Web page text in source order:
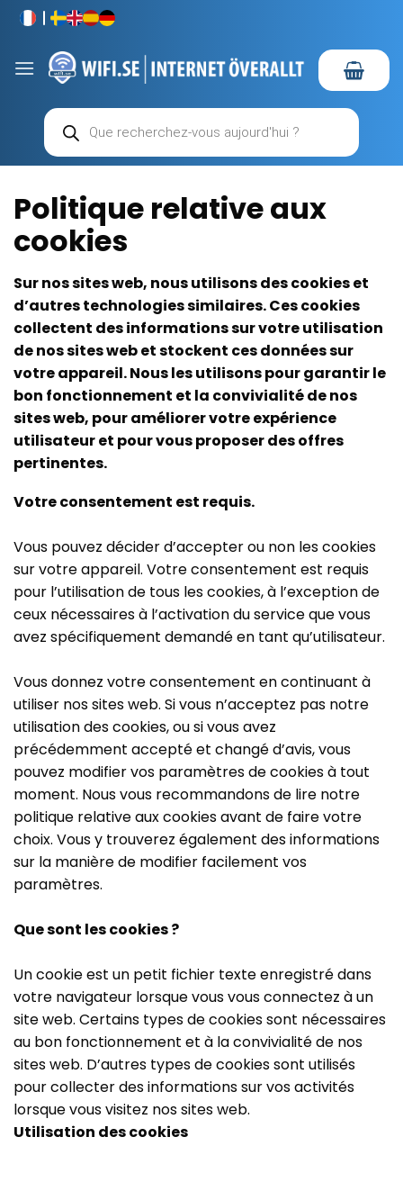
Passer
contenu
Recherche
de
produits
Politique relative aux
cookies
Sur nos sites web, nous utilisons des cookies et
d’autres technologies similaires. Ces cookies
collectent des informations sur votre utilisation
de nos sites web et stockent ces données sur
votre appareil. Nous les utilisons pour garantir le
bon fonctionnement et la convivialité de nos
sites web, pour améliorer votre expérience
utilisateur et pour vous proposer des offres
pertinentes.
Votre consentement est requis.
Vous pouvez décider d’accepter ou non les cookies
sur votre appareil. Votre consentement est requis
pour l’utilisation de tous les cookies, à l’exception de
ceux nécessaires à l’activation du service que vous
avez spécifiquement demandé en tant qu’utilisateur.
Vous donnez votre consentement en continuant à
utiliser nos sites web. Si vous n’acceptez pas notre
utilisation des cookies, ou si vous avez
précédemment accepté et changé d’avis, vous
pouvez modifier vos paramètres de cookies à tout
moment. Nous vous recommandons de lire notre
politique relative aux cookies avant de faire votre
choix. Vous y trouverez également des informations
sur la manière de modifier facilement vos
paramètres.
Que sont les cookies ?
Un cookie est un petit fichier texte enregistré dans
votre navigateur lorsque vous vous connectez à un
site web. Certains types de cookies sont nécessaires
au bon fonctionnement et à la convivialité de nos
sites web. D’autres types de cookies sont utilisés
pour collecter des informations sur vos activités
lorsque vous visitez nos sites web.
Utilisation des cookies